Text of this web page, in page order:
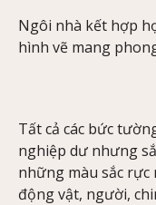
Ngôi nhà kết hợp
hình vẽ mang
Tất cả các bức
nghiệp dư nhưng
những màu sắc rực
động vật, người,